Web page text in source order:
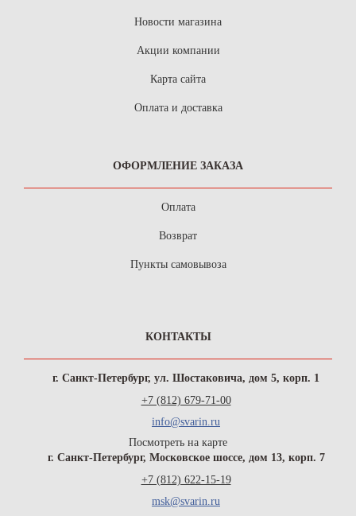
Новости магазина
Акции компании
Карта сайта
Оплата и доставка
ОФОРМЛЕНИЕ ЗАКАЗА
Оплата
Возврат
Пункты самовывоза
КОНТАКТЫ
г. Санкт-Петербург, ул. Шостаковича, дом 5, корп. 1
+7 (812) 679-71-00
info@svarin.ru
Посмотреть на карте
г. Санкт-Петербург, Московское шоссе, дом 13, корп. 7
+7 (812) 622-15-19
msk@svarin.ru